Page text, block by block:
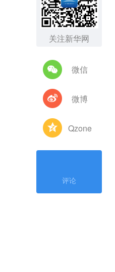
关注新华网
微信
微博
Qzone
评论